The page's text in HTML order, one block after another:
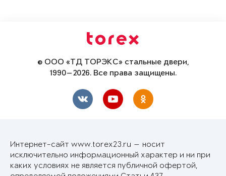
© ООО «ТД ТОРЭКС» стальные двери,
1990—2026. Все права защищены.
Интернет-сайт www.torex23.ru — носит
исключительно информационный характер и ни при
каких условиях не является публичной офертой,